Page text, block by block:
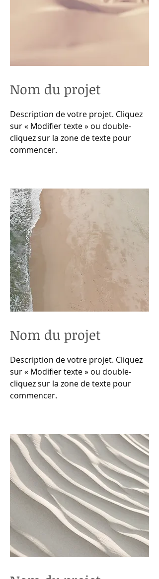
Nom du projet
Description de votre projet. Cliquez
sur « Modifier texte » ou double-
cliquez sur la zone de texte pour
commencer.
Nom du projet
Description de votre projet. Cliquez
sur « Modifier texte » ou double-
cliquez sur la zone de texte pour
commencer.